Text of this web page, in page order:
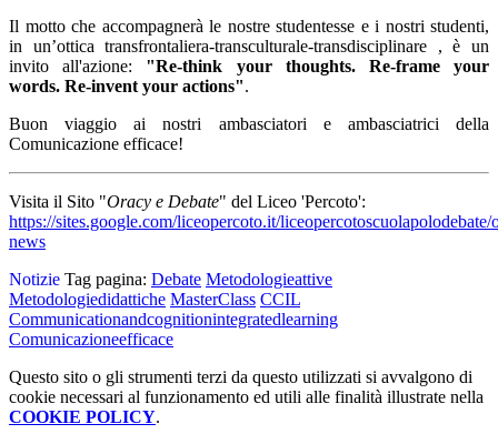
Il motto che accompagnerà le nostre studentesse e i nostri studenti,
in un’ottica transfrontaliera-transculturale-transdisciplinare , è un
invito all'azione: "Re-think your thoughts. Re-frame your
words. Re-invent your actions".
Buon viaggio ai nostri ambasciatori e ambasciatrici della
Comunicazione efficace!
Visita il Sito "Oracy e Debate" del Liceo 'Percoto':
https://sites.google.com/liceopercoto.it/liceopercotoscuolapolodebate/
news
Notizie Tag pagina: Debate Metodologieattive
Metodologiedidattiche MasterClass CCIL
Communicationandcognitionintegratedlearning
Comunicazioneefficace
Questo sito o gli strumenti terzi da questo utilizzati si avvalgono di
cookie necessari al funzionamento ed utili alle finalità illustrate nella
COOKIE POLICY.